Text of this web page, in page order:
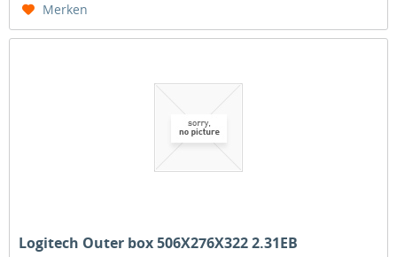
Merken
Logitech Outer box 506X276X322 2.31EB